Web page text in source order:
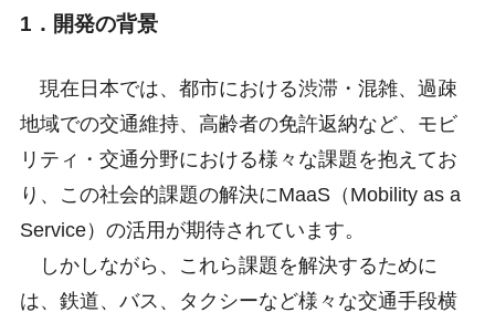
1．開発の背景
現在日本では、都市における渋滞・混雑、過疎
地域での交通維持、高齢者の免許返納など、モビ
リティ・交通分野における様々な課題を抱えてお
り、この社会的課題の解決にMaaS（Mobility as a
Service）の活用が期待されています。
しかしながら、これら課題を解決するために
は、鉄道、バス、タクシーなど様々な交通手段横